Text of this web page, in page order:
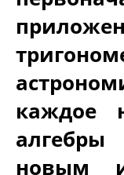
каждое
новым